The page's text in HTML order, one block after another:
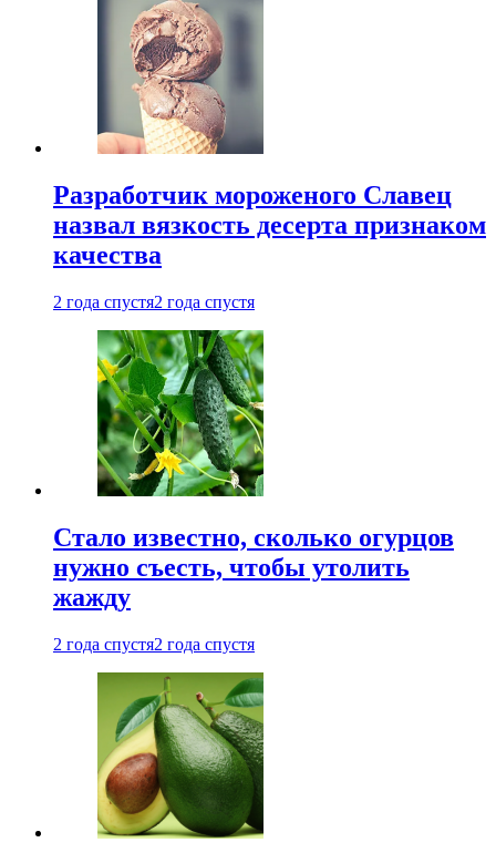
Разработчик мороженого Славец
назвал вязкость десерта признаком
качества
2 года спустя2 года спустя
Стало известно, сколько огурцов
нужно съесть, чтобы утолить
жажду
2 года спустя2 года спустя